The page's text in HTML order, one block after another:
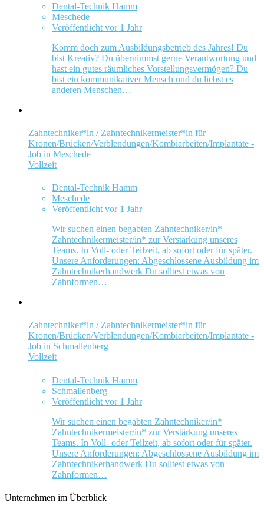
Dental-Technik Hamm
Meschede
Veröffentlicht vor 1 Jahr
Komm doch zum Ausbildungsbetrieb des Jahres! Du
bist Kreativ? Du übernimmst gerne Verantwortung und
hast ein gutes räumliches Vorstellungsvermögen? Du
bist ein kommunikativer Mensch und du liebst es
anderen Menschen…
Zahntechniker*in / Zahntechnikermeister*in für
Kronen/Brücken/Verblendungen/Kombiarbeiten/Implantate -
Job in Meschede
Vollzeit
Dental-Technik Hamm
Meschede
Veröffentlicht vor 1 Jahr
Wir suchen einen begabten Zahntechniker/in*
Zahntechnikermeister/in* zur Verstärkung unseres
Teams. In Voll- oder Teilzeit, ab sofort oder für später.
Unsere Anforderungen: Abgeschlossene Ausbildung im
Zahntechnikerhandwerk Du solltest etwas von
Zahnformen…
Zahntechniker*in / Zahntechnikermeister*in für
Kronen/Brücken/Verblendungen/Kombiarbeiten/Implantate -
Job in Schmallenberg
Vollzeit
Dental-Technik Hamm
Schmallenberg
Veröffentlicht vor 1 Jahr
Wir suchen einen begabten Zahntechniker/in*
Zahntechnikermeister/in* zur Verstärkung unseres
Teams. In Voll- oder Teilzeit, ab sofort oder für später.
Unsere Anforderungen: Abgeschlossene Ausbildung im
Zahntechnikerhandwerk Du solltest etwas von
Zahnformen…
Unternehmen im Überblick